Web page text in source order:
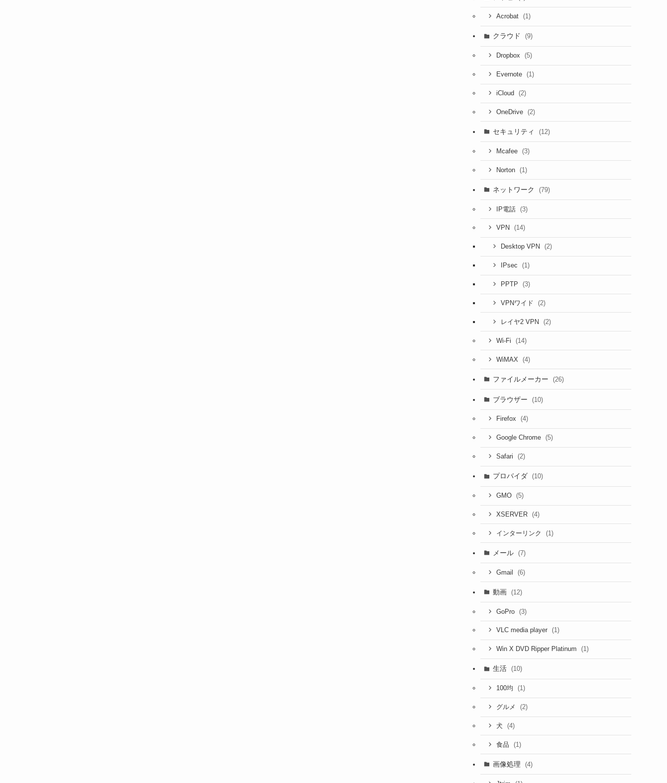
Acrobat (1)
クラウド (9)
Dropbox (5)
Evernote (1)
iCloud (2)
OneDrive (2)
セキュリティ (12)
Mcafee (3)
Norton (1)
ネットワーク (79)
IP電話 (3)
VPN (14)
Desktop VPN (2)
IPsec (1)
PPTP (3)
VPNワイド (2)
レイヤ2 VPN (2)
Wi-Fi (14)
WiMAX (4)
ファイルメーカー (26)
ブラウザー (10)
Firefox (4)
Google Chrome (5)
Safari (2)
プロバイダ (10)
GMO (5)
XSERVER (4)
インターリンク (1)
メール (7)
Gmail (6)
動画 (12)
GoPro (3)
VLC media player (1)
Win X DVD Ripper Platinum (1)
生活 (10)
100均 (1)
グルメ (2)
犬 (4)
食品 (1)
画像処理 (4)